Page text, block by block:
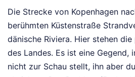
Die Strecke von Kopenhagen
berühmten Küstenstraße
dänische Riviera. Hier stehen
des Landes. Es ist eine Gegend,
nicht zur Schau stellt, ihn aber